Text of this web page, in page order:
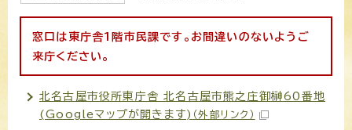
窓口は東庁舎1階市民課です。お間違いのないようご
来庁ください。
北名古屋市役所東庁舎 北名古屋市熊之庄御榊60番地
(Googleマップが開きます) （外部リンク）